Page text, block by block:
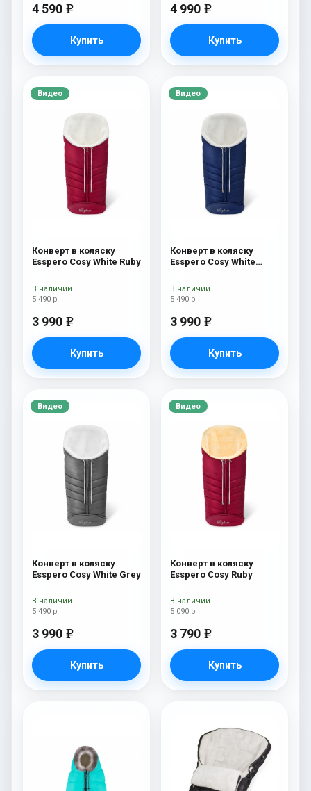
4 590 e
Купить
4 990 e
Купить
Видео
Конверт в коляску
Esspero Cosy White Ruby
5 490 р
3 990 e
Купить
В наличии
Видео
Конверт в коляску
Esspero Cosy White
5 490 р
3 990 e
Купить
В наличии
Видео
Конверт в коляску
Esspero Cosy White Grey
5 490 р
3 990 e
Купить
В наличии
Видео
Конверт в коляску
Esspero Cosy Ruby
5 090 р
3 790 e
Купить
В наличии